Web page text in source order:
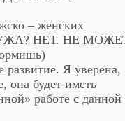
– женских
НЕТ. НЕ
развитие. Я уверена,
она будет иметь
работе с данной